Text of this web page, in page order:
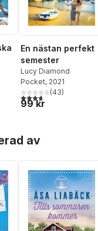
antal röster:
En nästan perfekt
semester
Lucy Diamond
Pocket, 2021
3,7utav 5 stjärnor.
(43)
99 kr
av